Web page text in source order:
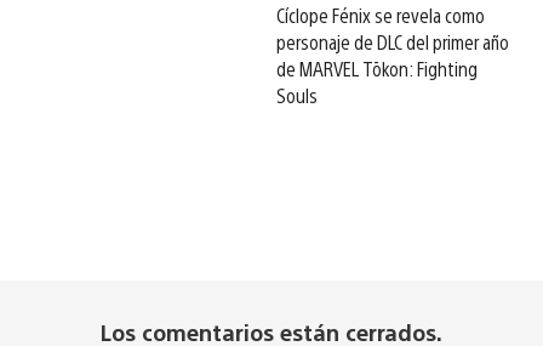
Cíclope Fénix se revela como
personaje de DLC del primer año
de MARVEL Tōkon: Fighting
Souls
Los comentarios están cerrados.